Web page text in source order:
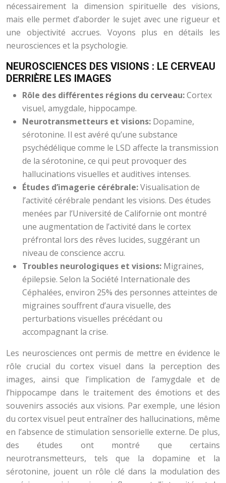
nécessairement la dimension spirituelle des visions,
mais elle permet d’aborder le sujet avec une rigueur et
une objectivité accrues. Voyons plus en détails les
neurosciences et la psychologie.
NEUROSCIENCES DES VISIONS : LE CERVEAU
DERRIÈRE LES IMAGES
Rôle des différentes régions du cerveau:Cortex
visuel, amygdale, hippocampe.
Neurotransmetteurs et visions: Dopamine,
sérotonine. Il est avéré qu’une substance
psychédélique comme le LSD affecte la transmission
de la sérotonine, ce qui peut provoquer des
hallucinations visuelles et auditives intenses.
Études d’imagerie cérébrale:Visualisation de
l’activité cérébrale pendant les visions. Des études
menées par l’Université de Californie ont montré
une augmentation de l’activité dans le cortex
préfrontal lors des rêves lucides, suggérant un
niveau de conscience accru.
Troubles neurologiques et visions: Migraines,
épilepsie. Selon la Société Internationale des
Céphalées, environ 25% des personnes atteintes de
migraines souffrent d’aura visuelle, des
perturbations visuelles précédant ou
accompagnant la crise.
Les neurosciences ont permis de mettre en évidence le
rôle crucial du cortex visuel dans la perception des
images, ainsi que l’implication de l’amygdale et de
l’hippocampe dans le traitement des émotions et des
souvenirs associés aux visions. Par exemple, une lésion
du cortex visuel peut entraîner des hallucinations, même
en l’absence de stimulation sensorielle externe. De plus,
des études ont montré que certains
neurotransmetteurs, tels que la dopamine et la
sérotonine, jouent un rôle clé dans la modulation des